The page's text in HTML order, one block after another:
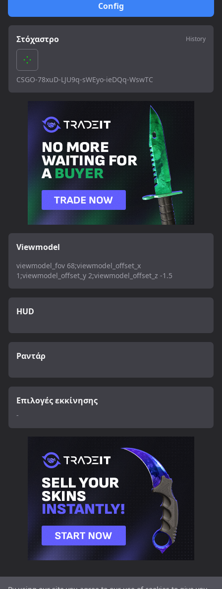
Config
Στόχαστρο History
CSGO-78xuD-LJU9q-sWEyo-ieDQq-WswTC
Viewmodel
viewmodel_fov 68;viewmodel_offset_x
1;viewmodel_offset_y 2;viewmodel_offset_z -1.5
HUD
Ραντάρ
Επιλογές εκκίνησης
-